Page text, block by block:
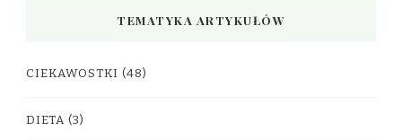
TEMATYKA ARTYKUŁÓW
CIEKAWOSTKI (48)
DIETA (3)